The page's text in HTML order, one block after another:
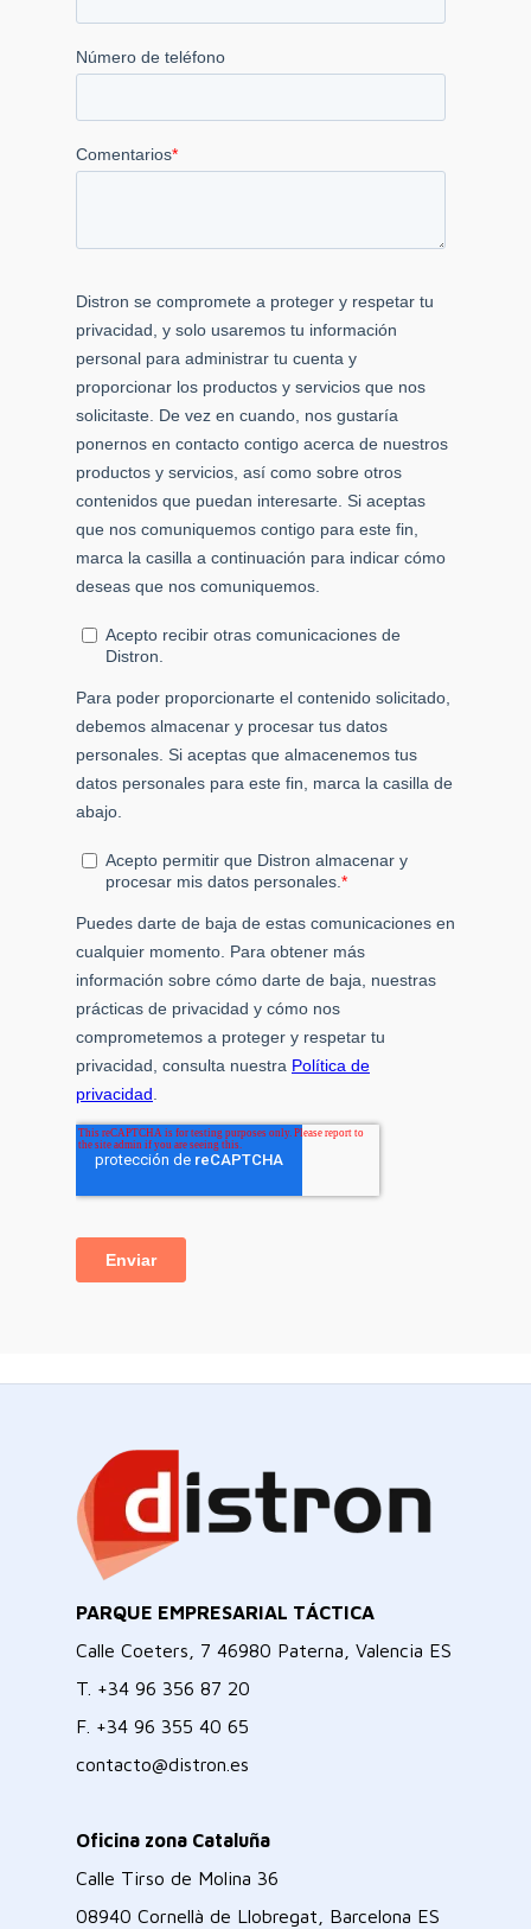
PARQUE EMPRESARIAL TÁCTICA
Calle Coeters, 7 46980 Paterna, Valencia ES
T. +34 96 356 87 20
F. +34 96 355 40 65
contacto@distron.es
Oficina zona Cataluña
Calle Tirso de Molina 36
08940 Cornellà de Llobregat, Barcelona ES